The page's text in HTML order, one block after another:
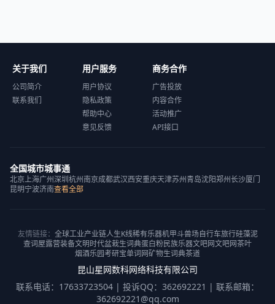
关于我们
公司简介
联系我们
用户服务
用户协议
隐私政策
帮助中心
意见反馈
商务合作
广告投放
内容合作
活动推广
API接口
全国城市城事通
北京上海广州深圳杭州南京成都武汉西安重庆天津苏州青岛沈阳郑州长沙厦门
昆明宁波济南查看全部
友情链接： 全球工业产业链人生K线稀有乐器机甲斗兽场自行车旅行硅藻泥
查词屋露营装备文明时代盆栽生词典蛋白粉民族乐器文吧网文吧网茶叶
烟酒乐园考研宝单词网矿物生词典茶道
昆山星网数科网络科技有限公司
联系电话：17633723504 | 投诉QQ：362692221 | 联系邮箱：
362692221@qq.com